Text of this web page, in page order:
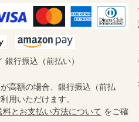
銀行振込（前払い）
高額の場合、銀行振込（前払
用いただけます。
料とお支払い方法について をご確